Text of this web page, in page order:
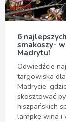
6
smakoszy-
Madrytu!
Odwiedźcie
targowiska
Madrycie,
skosztować
hiszpańskich
lampkę wina i